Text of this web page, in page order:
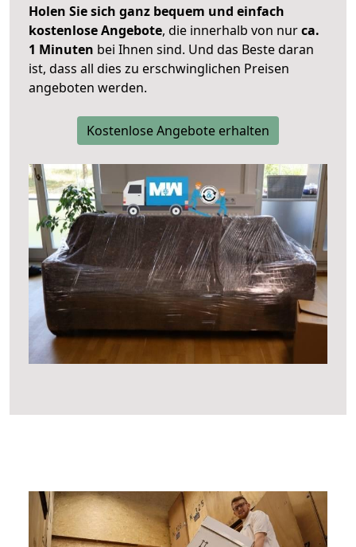
Holen Sie sich ganz bequem und einfach
kostenlose Angebote, die innerhalb von nurca.
1 Minuten bei Ihnen sind. Und das Beste daran
ist, dass all dies zu erschwinglichen Preisen
angeboten werden.
Kostenlose Angebote erhalten